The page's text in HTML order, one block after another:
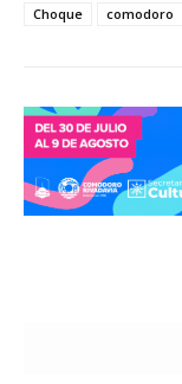
Choque comodoro